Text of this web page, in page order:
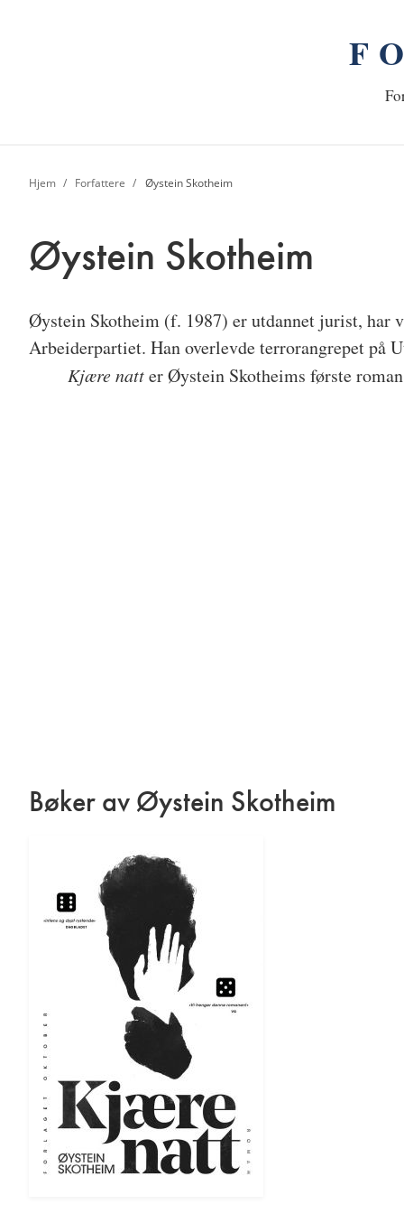
Hjem Forfattere Øystein Skotheim
Øystein Skotheim
Øystein Skotheim (f. 1987) er utdannet jurist,
Arbeiderpartiet. Han overlevde terrorangrepet på
Kjære natter Øystein Skotheims første
Bøker av Øystein Skotheim